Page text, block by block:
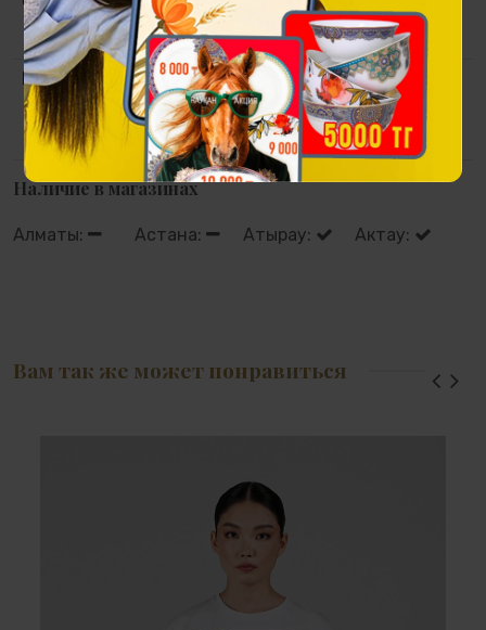
100% (премиальные, итальянские
ткани)
Размер
S M L
XXL
Размерная сетка
Наличие в магазинах
Алматы: Астана: Атырау: Актау:
Вам так же может понравиться